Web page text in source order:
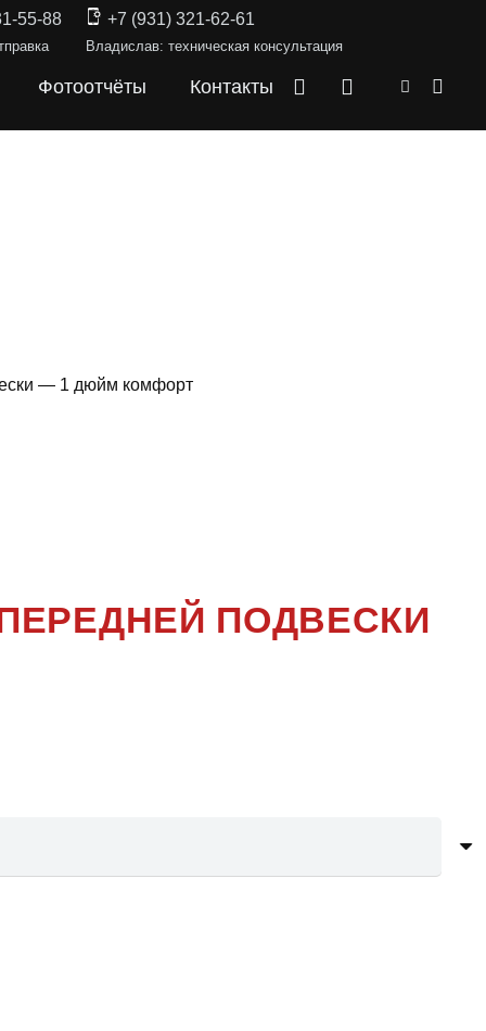
55-88 +7 (931) 321-62-61
Владислав: техническая консультация
Фотоотчёты Контакты
— 1 дюйм комфорт
ПОДВЕСКИ